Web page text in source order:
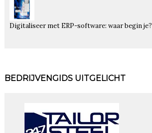
Digitaliseer met ERP-software: waar begin je?
BEDRIJVENGIDS UITGELICHT